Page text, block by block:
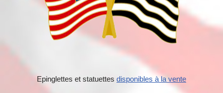
Epinglettes et statuettes disponibles à la vente